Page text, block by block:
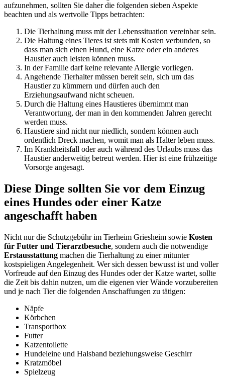
aufzunehmen, sollten Sie daher die folgenden sieben Aspekte
beachten und als wertvolle Tipps betrachten:
Die Tierhaltung muss mit der Lebenssituation vereinbar sein.
Die Haltung eines Tieres ist stets mit Kosten verbunden, so
dass man sich einen Hund, eine Katze oder ein anderes
Haustier auch leisten können muss.
In der Familie darf keine relevante Allergie vorliegen.
Angehende Tierhalter müssen bereit sein, sich um das
Haustier zu kümmern und dürfen auch den
Erziehungsaufwand nicht scheuen.
Durch die Haltung eines Haustieres übernimmt man
Verantwortung, der man in den kommenden Jahren gerecht
werden muss.
Haustiere sind nicht nur niedlich, sondern können auch
ordentlich Dreck machen, womit man als Halter leben muss.
Im Krankheitsfall oder auch während des Urlaubs muss das
Haustier anderweitig betreut werden. Hier ist eine frühzeitige
Vorsorge angesagt.
Diese Dinge sollten Sie vor dem Einzug
eines Hundes oder einer Katze
angeschafft haben
Nicht nur die Schutzgebühr im Tierheim Griesheim sowie Kosten
für Futter und Tierarztbesuche, sondern auch die notwendige
Erstausstattung machen die Tierhaltung zu einer mitunter
kostspieligen Angelegenheit. Wer sich dessen bewusst ist und voller
Vorfreude auf den Einzug des Hundes oder der Katze wartet, sollte
die Zeit bis dahin nutzen, um die eigenen vier Wände vorzubereiten
und je nach Tier die folgenden Anschaffungen zu tätigen:
Näpfe
Körbchen
Transportbox
Futter
Katzentoilette
Hundeleine und Halsband beziehungsweise Geschirr
Kratzmöbel
Spielzeug